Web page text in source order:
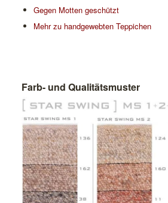
Gegen Motten geschützt
Mehr zu handgewebten Teppichen
Farb- und Qualitätsmuster